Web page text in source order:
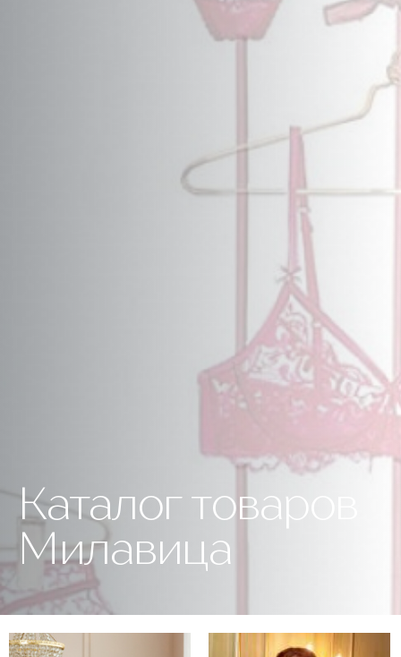
Каталог товаров
Милавица